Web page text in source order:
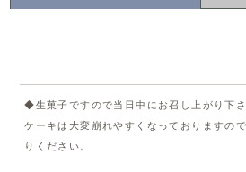
◆生菓子ですので当日中にお召し上がり下さ
ケーキは大変崩れやすくなっておりますの
りください。